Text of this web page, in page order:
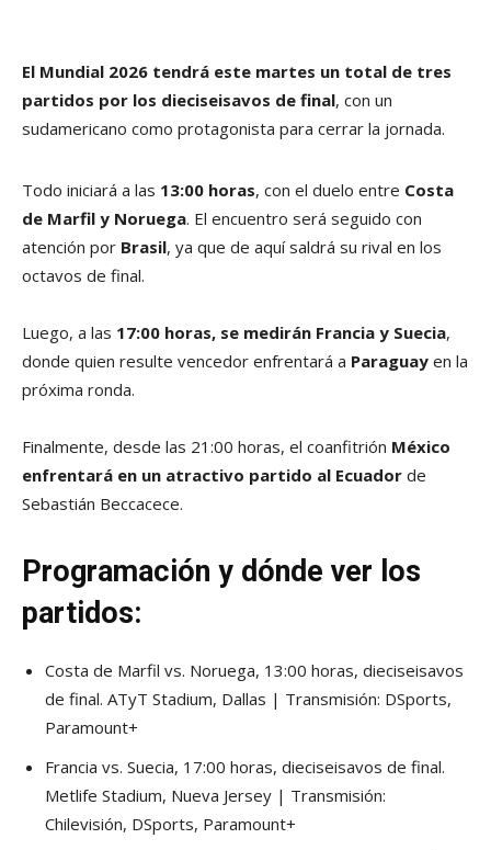
El Mundial 2026 tendrá este martes un total de tres
partidos por los dieciseisavos de final, con un
sudamericano como protagonista para cerrar la jornada.
Todo iniciará a las 13:00 horas, con el duelo entre Costa
de Marfil y Noruega. El encuentro será seguido con
atención por Brasil, ya que de aquí saldrá su rival en los
octavos de final.
Luego, a las 17:00 horas, se medirán Francia y Suecia,
donde quien resulte vencedor enfrentará a Paraguay en la
próxima ronda.
Finalmente, desde las 21:00 horas, el coanfitrión México
enfrentará en un atractivo partido al Ecuador de
Sebastián Beccacece.
Programación y dónde ver los
partidos:
Costa de Marfil vs. Noruega, 13:00 horas, dieciseisavos
de final. ATyT Stadium, Dallas | Transmisión: DSports,
Paramount+
Francia vs. Suecia, 17:00 horas, dieciseisavos de final.
Metlife Stadium, Nueva Jersey | Transmisión:
Chilevisión, DSports, Paramount+